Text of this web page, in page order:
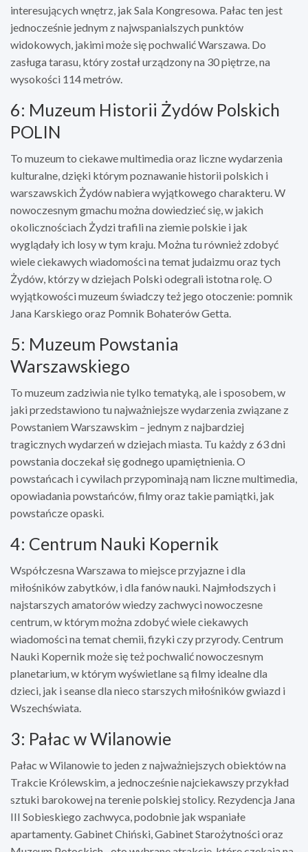
interesujących wnętrz, jak Sala Kongresowa. Pałac ten jest
jednocześnie jednym z najwspanialszych punktów
widokowych, jakimi może się pochwalić Warszawa. Do
zasługa tarasu, który został urządzony na 30 piętrze, na
wysokości 114 metrów.
6: Muzeum Historii Żydów Polskich
POLIN
To muzeum to ciekawe multimedia oraz liczne wydarzenia
kulturalne, dzięki którym poznawanie historii polskich i
warszawskich Żydów nabiera wyjątkowego charakteru. W
nowoczesnym gmachu można dowiedzieć się, w jakich
okolicznościach Żydzi trafili na ziemie polskie i jak
wyglądały ich losy w tym kraju. Można tu również zdobyć
wiele ciekawych wiadomości na temat judaizmu oraz tych
Żydów, którzy w dziejach Polski odegrali istotna rolę. O
wyjątkowości muzeum świadczy też jego otoczenie: pomnik
Jana Karskiego oraz Pomnik Bohaterów Getta.
5: Muzeum Powstania
Warszawskiego
To muzeum zadziwia nie tylko tematyką, ale i sposobem, w
jaki przedstawiono tu najważniejsze wydarzenia związane z
Powstaniem Warszawskim – jednym z najbardziej
tragicznych wydarzeń w dziejach miasta. Tu każdy z 63 dni
powstania doczekał się godnego upamiętnienia. O
powstańcach i cywilach przypominają nam liczne multimedia,
opowiadania powstańców, filmy oraz takie pamiątki, jak
powstańcze opaski.
4: Centrum Nauki Kopernik
Współczesna Warszawa to miejsce przyjazne i dla
miłośników zabytków, i dla fanów nauki. Najmłodszych i
najstarszych amatorów wiedzy zachwyci nowoczesne
centrum, w którym można zdobyć wiele ciekawych
wiadomości na temat chemii, fizyki czy przyrody. Centrum
Nauki Kopernik może się też pochwalić nowoczesnym
planetarium, w którym wyświetlane są filmy idealne dla
dzieci, jak i seanse dla nieco starszych miłośników gwiazd i
Wszechświata.
3: Pałac w Wilanowie
Pałac w Wilanowie to jeden z najważniejszych obiektów na
Trakcie Królewskim, a jednocześnie najciekawszy przykład
sztuki barokowej na terenie polskiej stolicy. Rezydencja Jana
III Sobieskiego zachwyca, podobnie jak wspaniałe
apartamenty. Gabinet Chiński, Gabinet Starożytności oraz